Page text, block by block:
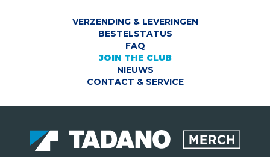
VERZENDING & LEVERINGEN
BESTELSTATUS
FAQ
JOIN THE CLUB
NIEUWS
CONTACT & SERVICE